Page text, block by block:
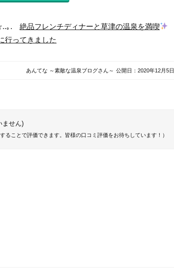
｡. 絶品フレンチディナーと草津の温泉を満喫
行ってきました
あんてな ～素敵な温泉ブログさん～ 公開日： 2020年12月5日
ません)
ることで評価できます。皆様の口コミ評価をお待ちしています！）